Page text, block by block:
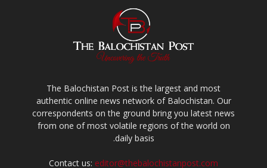
The Balochistan Post is the largest and most
authentic online news network of Balochistan. Our
correspondents on the ground bring you latest news
from one of most volatile regions of the world on
daily basis.
Contact us: editor@thebalochistanpost.com